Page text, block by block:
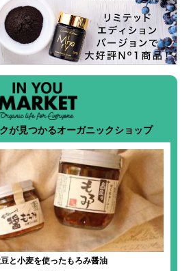
が見つかるオーガニックショップ
と小麦を使ったもろみ醤油